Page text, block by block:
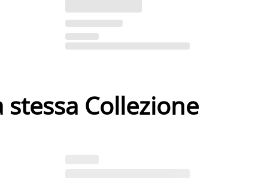
Collezione